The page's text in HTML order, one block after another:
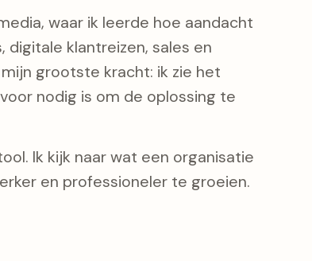
waar ik leerde hoe aandacht
klantreizen, sales en
grootste kracht: ik zie het
nodig is om de oplossing te
Ik kijk naar wat een organisatie
en professioneler te groeien.